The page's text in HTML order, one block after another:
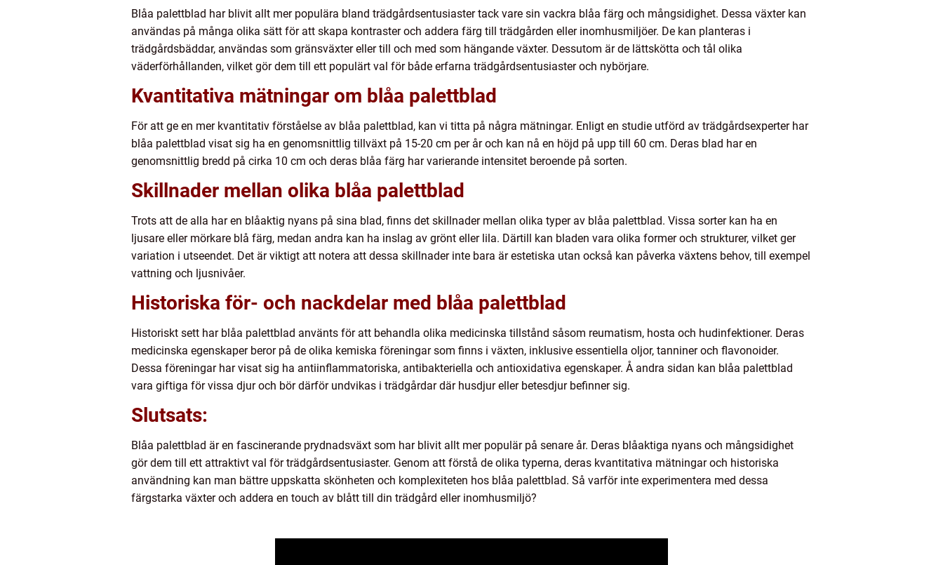
Blåa palettblad har blivit allt mer populära bland trädgårdsentusiaster tack vare sin vackra blåa färg och mångsidighet. Dessa växter kan
användas på många olika sätt för att skapa kontraster och addera färg till trädgården eller inomhusmiljöer. De kan planteras i
trädgårdsbäddar, användas som gränsväxter eller till och med som hängande växter. Dessutom är de lättskötta och tål olika
väderförhållanden, vilket gör dem till ett populärt val för både erfarna trädgårdsentusiaster och nybörjare.
Kvantitativa mätningar om blåa palettblad
För att ge en mer kvantitativ förståelse av blåa palettblad, kan vi titta på några mätningar. Enligt en studie utförd av trädgårdsexperter har
blåa palettblad visat sig ha en genomsnittlig tillväxt på 15-20 cm per år och kan nå en höjd på upp till 60 cm. Deras blad har en
genomsnittlig bredd på cirka 10 cm och deras blåa färg har varierande intensitet beroende på sorten.
Skillnader mellan olika blåa palettblad
Trots att de alla har en blåaktig nyans på sina blad, finns det skillnader mellan olika typer av blåa palettblad. Vissa sorter kan ha en
ljusare eller mörkare blå färg, medan andra kan ha inslag av grönt eller lila. Därtill kan bladen vara olika former och strukturer, vilket ger
variation i utseendet. Det är viktigt att notera att dessa skillnader inte bara är estetiska utan också kan påverka växtens behov, till exempel
vattning och ljusnivåer.
Historiska för- och nackdelar med blåa palettblad
Historiskt sett har blåa palettblad använts för att behandla olika medicinska tillstånd såsom reumatism, hosta och hudinfektioner. Deras
medicinska egenskaper beror på de olika kemiska föreningar som finns i växten, inklusive essentiella oljor, tanniner och flavonoider.
Dessa föreningar har visat sig ha antiinflammatoriska, antibakteriella och antioxidativa egenskaper. Å andra sidan kan blåa palettblad
vara giftiga för vissa djur och bör därför undvikas i trädgårdar där husdjur eller betesdjur befinner sig.
Slutsats:
Blåa palettblad är en fascinerande prydnadsväxt som har blivit allt mer populär på senare år. Deras blåaktiga nyans och mångsidighet
gör dem till ett attraktivt val för trädgårdsentusiaster. Genom att förstå de olika typerna, deras kvantitativa mätningar och historiska
användning kan man bättre uppskatta skönheten och komplexiteten hos blåa palettblad. Så varför inte experimentera med dessa
färgstarka växter och addera en touch av blått till din trädgård eller inomhusmiljö?